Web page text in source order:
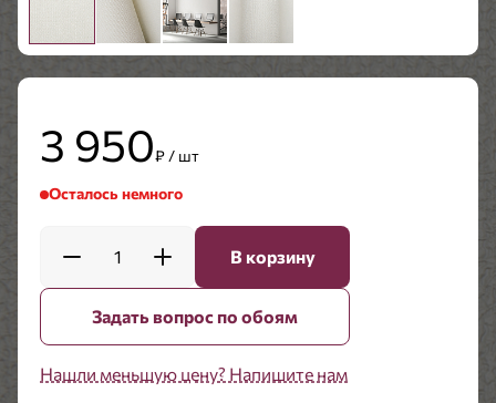
3 950₽ / шт
Осталось немного
1 В корзину
Задать вопрос по обоям
Нашли меньшую цену? Напишите нам